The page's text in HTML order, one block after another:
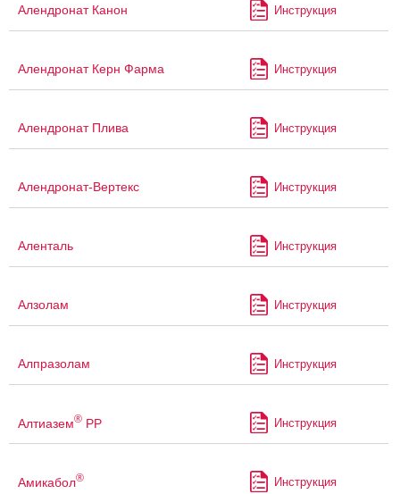
Алендронат Канон Инструкция
Алендронат Керн Фарма Инструкция
Алендронат Плива Инструкция
Алендронат-Вертекс Инструкция
Аленталь Инструкция
Алзолам Инструкция
Алпразолам Инструкция
Алтиазем® РР Инструкция
Амикабол® Инструкция